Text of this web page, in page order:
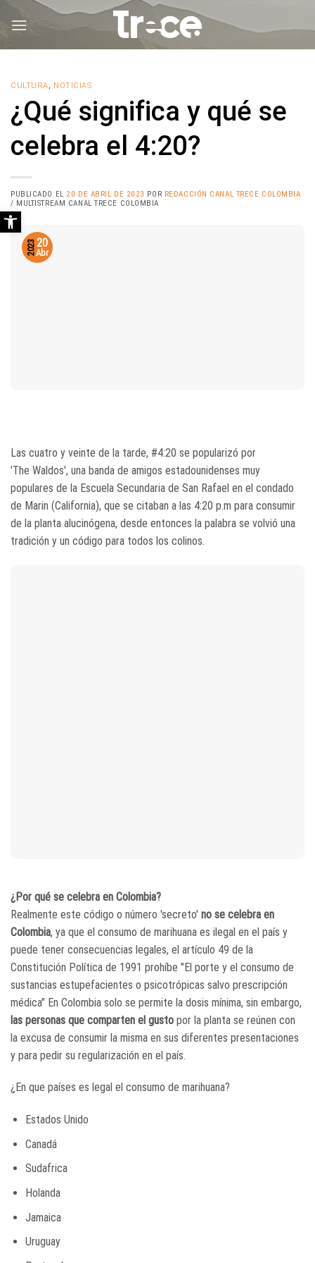
CULTURA, NOTICIAS
¿Qué significa y qué se
celebra el 4:20?
PUBLICADO EL 20 DE ABRIL DE 2023 POR REDACCIÓN CANAL TRECE COLOMBIA
/ MULTISTREAM CANAL TRECE COLOMBIA
20
Abr
2023
Las cuatro y veinte de la tarde, #4:20 se popularizó por
'The Waldos', una banda de amigos estadounidenses muy
populares de la Escuela Secundaria de San Rafael en el condado
de Marin (California), que se citaban a las 4:20 p.m para consumir
de la planta alucinógena, desde entonces la palabra se volvió una
tradición y un código para todos los colinos.
¿Por qué se celebra en Colombia?
Realmente este código o número 'secreto' no se celebra en
Colombia, ya que el consumo de marihuana es ilegal en el país y
puede tener consecuencias legales, el artículo 49 de la
Constitución Política de 1991 prohíbe "El porte y el consumo de
sustancias estupefacientes o psicotrópicas salvo prescripción
médica" En Colombia solo se permite la dosis mínima, sin embargo,
las personas que comparten el gusto por la planta se reúnen con
la excusa de consumir la misma en sus diferentes presentaciones
y para pedir su regularización en el país.
¿En que países es legal el consumo de marihuana?
Estados Unido
Canadá
Sudafrica
Holanda
Jamaica
Uruguay
Abrir barra de herramientas